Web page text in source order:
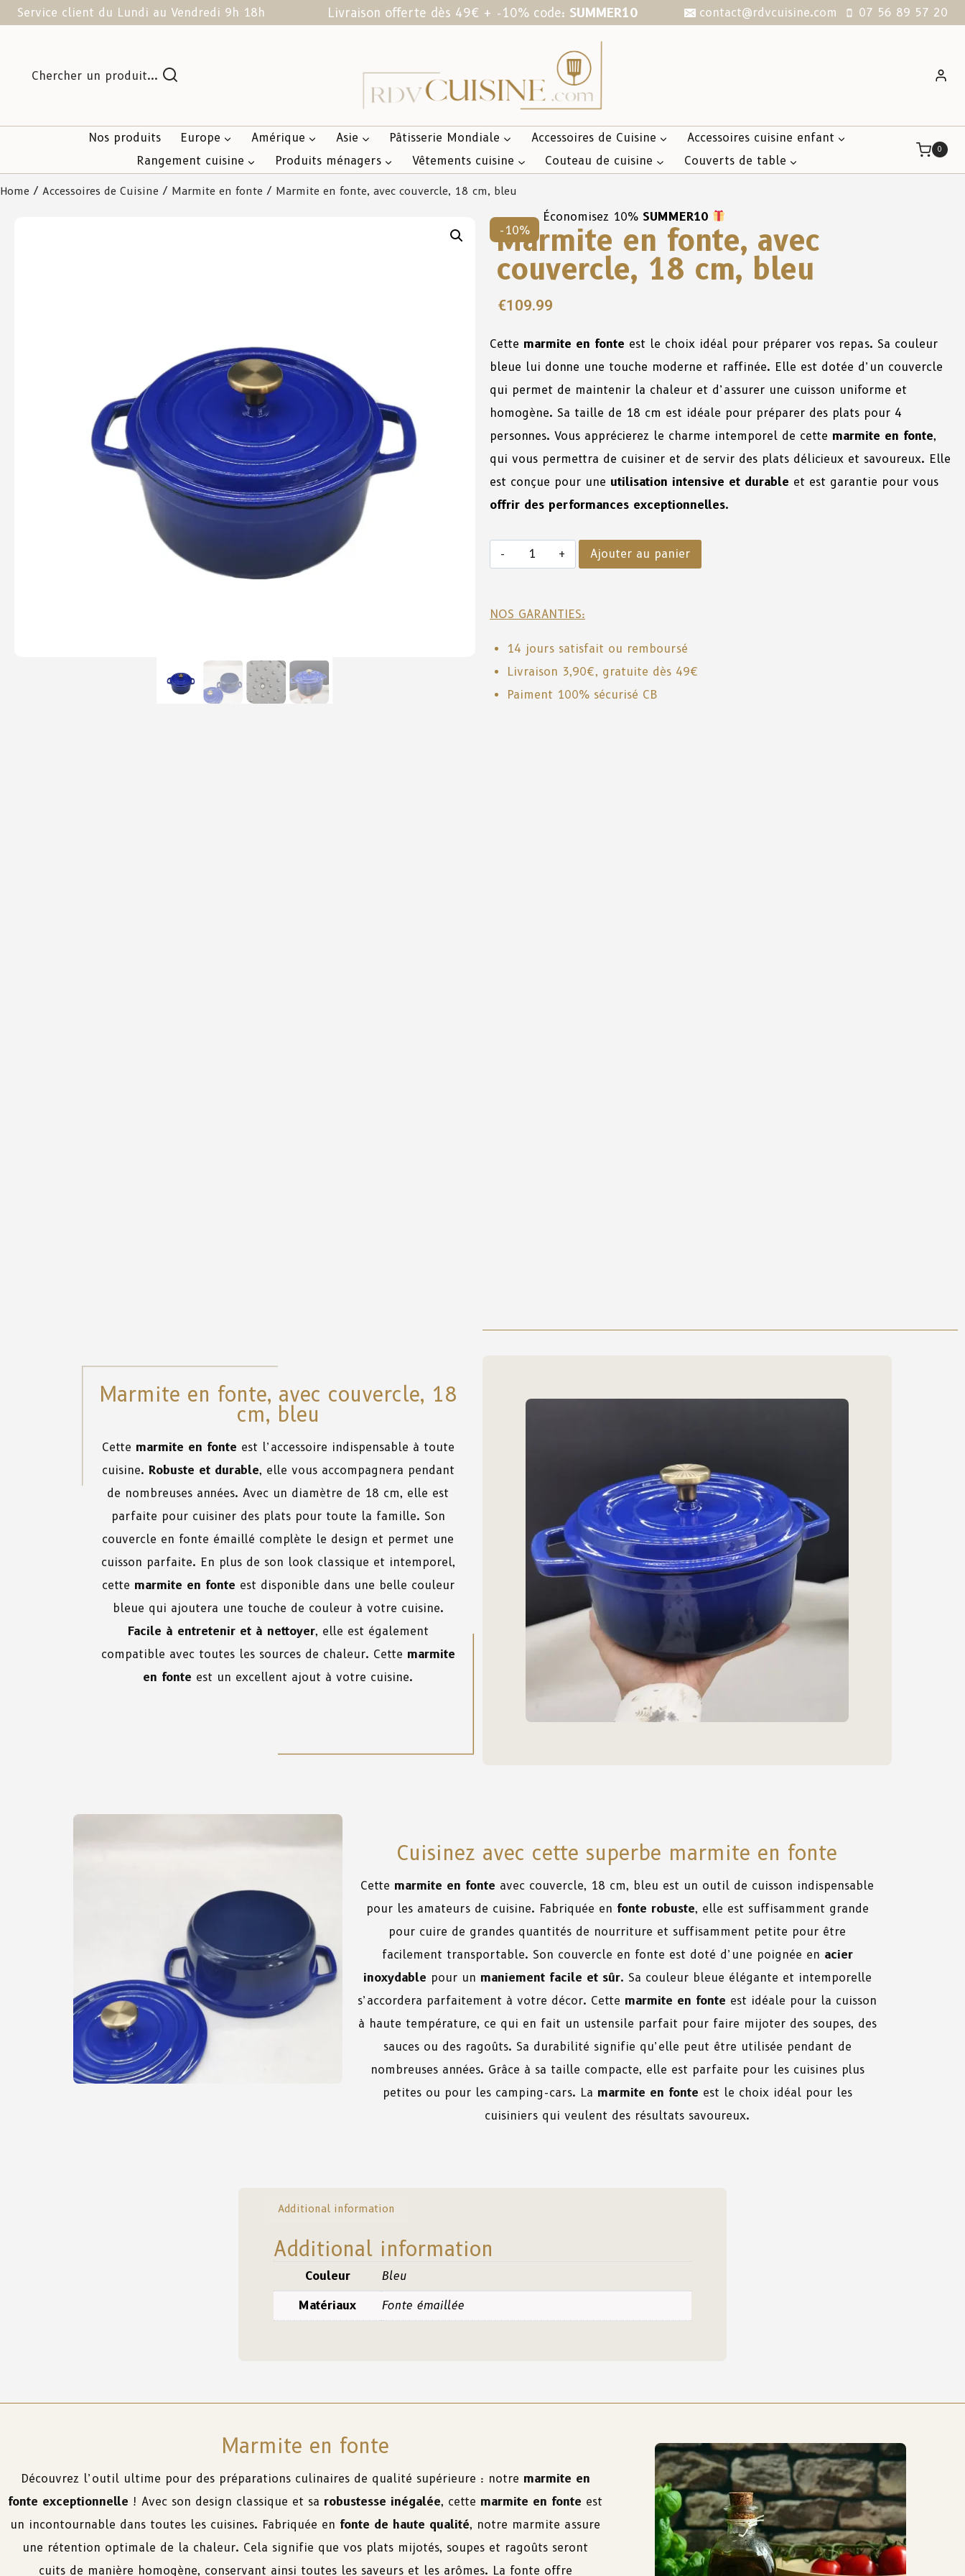
Service client du Lundi au Vendredi 9h 18h Livraison offerte dès 49€ + -10% code: SUMMER10 contact@rdvcuisine.com 07 56 89 57 20
Chercher un produit...
Nos produits Europe Amérique Asie Pâtisserie Mondiale Accessoires de Cuisine
Accessoires cuisine enfant
Rangement cuisine
Produits ménagers Vêtements cuisine Couteau de cuisine Couverts de table
0
Home / Accessoires de Cuisine / Marmite en fonte / Marmite en fonte, avec couvercle, 18 cm, bleu
-10%
Économisez 10% SUMMER10
Marmite en fonte, avec
couvercle, 18 cm, bleu
€109.99
Cette marmite en fonte est le choix idéal pour préparer vos repas. Sa couleur
bleue lui donne une touche moderne et raffinée. Elle est dotée d’un couvercle
qui permet de maintenir la chaleur et d’assurer une cuisson uniforme et
homogène. Sa taille de 18 cm est idéale pour préparer des plats pour 4
personnes. Vous apprécierez le charme intemporel de cette marmite en fonte,
qui vous permettra de cuisiner et de servir des plats délicieux et savoureux. Elle
est conçue pour une utilisation intensive et durable et est garantie pour vous
offrir des performances exceptionnelles.
Ajouter au panier
NOS GARANTIES:
14 jours satisfait ou remboursé
Livraison 3,90€, gratuite dès 49€
Paiment 100% sécurisé CB
Marmite en fonte, avec couvercle, 18
cm, bleu
Cette marmite en fonte est l’accessoire indispensable à toute
cuisine. Robuste et durable, elle vous accompagnera pendant
de nombreuses années. Avec un diamètre de 18 cm, elle est
parfaite pour cuisiner des plats pour toute la famille. Son
couvercle en fonte émaillé complète le design et permet une
cuisson parfaite. En plus de son look classique et intemporel,
cette marmite en fonte est disponible dans une belle couleur
bleue qui ajoutera une touche de couleur à votre cuisine.
Facile à entretenir et à nettoyer, elle est également
compatible avec toutes les sources de chaleur. Cette marmite
en fonte est un excellent ajout à votre cuisine.
Cuisinez avec cette superbe marmite en fonte
Cette marmite en fonte avec couvercle, 18 cm, bleu est un outil de cuisson indispensable
pour les amateurs de cuisine. Fabriquée en fonte robuste, elle est suffisamment grande
pour cuire de grandes quantités de nourriture et suffisamment petite pour être
facilement transportable. Son couvercle en fonte est doté d’une poignée en acier
inoxydable pour un maniement facile et sûr. Sa couleur bleue élégante et intemporelle
s’accordera parfaitement à votre décor. Cette marmite en fonte est idéale pour la cuisson
à haute température, ce qui en fait un ustensile parfait pour faire mijoter des soupes, des
sauces ou des ragoûts. Sa durabilité signifie qu’elle peut être utilisée pendant de
nombreuses années. Grâce à sa taille compacte, elle est parfaite pour les cuisines plus
petites ou pour les camping-cars. La marmite en fonte est le choix idéal pour les
cuisiniers qui veulent des résultats savoureux.
Additional information
Additional information
Couleur Bleu
Matériaux Fonte émaillée
Marmite en fonte
Découvrez l’outil ultime pour des préparations culinaires de qualité supérieure : notre marmite en
fonte exceptionnelle ! Avec son design classique et sa robustesse inégalée, cette marmite en fonte est
un incontournable dans toutes les cuisines. Fabriquée en fonte de haute qualité, notre marmite assure
une rétention optimale de la chaleur. Cela signifie que vos plats mijotés, soupes et ragoûts seront
cuits de manière homogène, conservant ainsi toutes les saveurs et les arômes. La fonte offre